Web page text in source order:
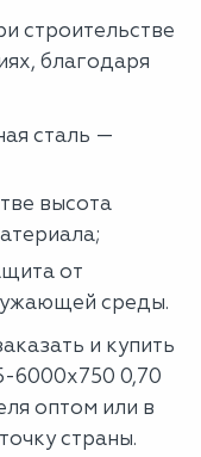
строительстве
благодаря
сталь —
высота
от
среды.
и купить
6000х750 0,70
оптом или в
страны.